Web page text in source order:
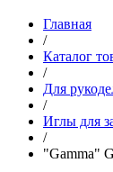
Главная
/
Каталог
/
Для
/
Иглы для
/
"Gamma"